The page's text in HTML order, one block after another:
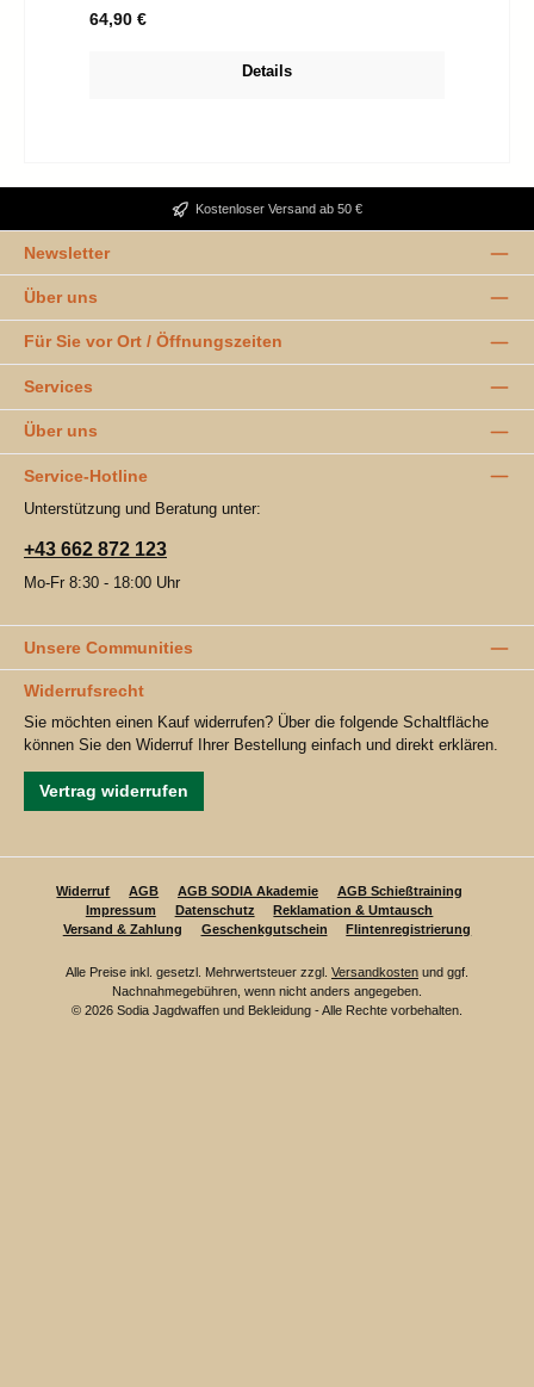
Regulärer Preis:
64,90 €
Details
Kostenloser Versand ab 50 €
Newsletter
Über uns
Für Sie vor Ort / Öffnungszeiten
Services
Über uns
Service-Hotline
Unterstützung und Beratung unter:
+43 662 872 123
Mo-Fr 8:30 - 18:00 Uhr
Unsere Communities
Widerrufsrecht
Sie möchten einen Kauf widerrufen? Über die folgende Schaltfläche
können Sie den Widerruf Ihrer Bestellung einfach und direkt erklären.
Vertrag widerrufen
Widerruf AGB AGB SODIA Akademie
AGB Schießtraining
Impressum
Datenschutz
Reklamation & Umtausch
Versand & Zahlung
Geschenkgutschein Flintenregistrierung
Alle Preise inkl. gesetzl. Mehrwertsteuer zzgl. Versandkosten und ggf.
Nachnahmegebühren, wenn nicht anders angegeben.
© 2026 Sodia Jagdwaffen und Bekleidung - Alle Rechte vorbehalten.